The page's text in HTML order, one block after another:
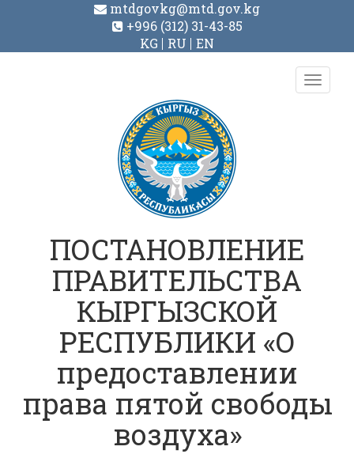
mtdgovkg@mtd.gov.kg
+996 (312) 31-43-85
KG
RU EN
Toggle
ПОСТАНОВЛЕНИЕ
ПРАВИТЕЛЬСТВА
КЫРГЫЗСКОЙ
РЕСПУБЛИКИ «О
предоставлении
права пятой свободы
воздуха»